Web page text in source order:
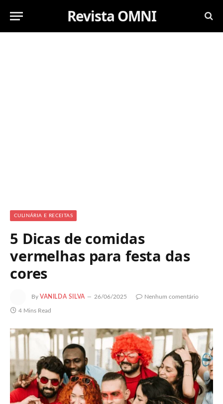
Revista OMNI
CULINÁRIA E RECEITAS
5 Dicas de comidas
vermelhas para festa das
cores
By VANILDA SILVA 26/06/2025 Nenhum comentário
4 Mins Read